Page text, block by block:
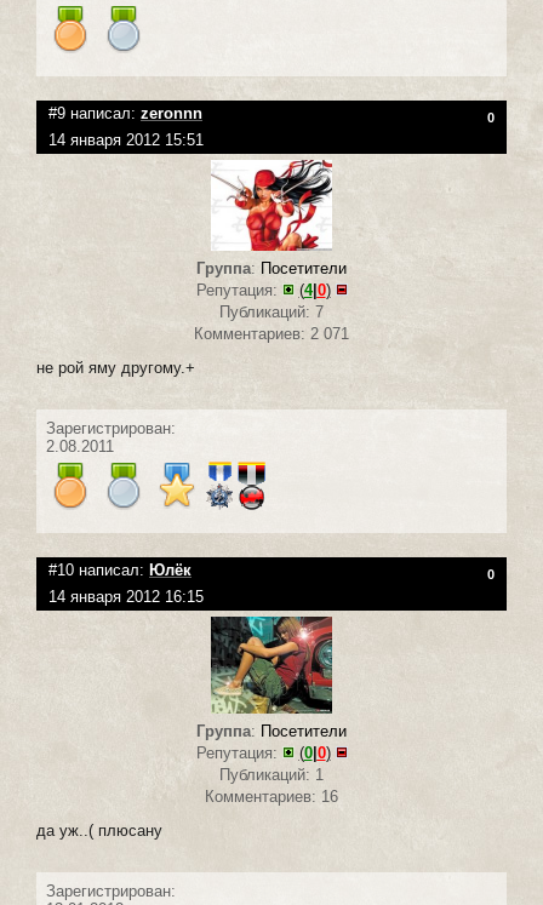
#9 написал: zeronnn 0
14 января 2012 15:51
Группа: Посетители
Репутация:
(4| 0)
Публикаций: 7
Комментариев: 2 071
не рой яму другому.+
Зарегистрирован:
2.08.2011
#10 написал: Юлёк 0
14 января 2012 16:15
Группа: Посетители
Репутация:
(0| 0)
Публикаций: 1
Комментариев: 16
да уж..( плюсану
Зарегистрирован: